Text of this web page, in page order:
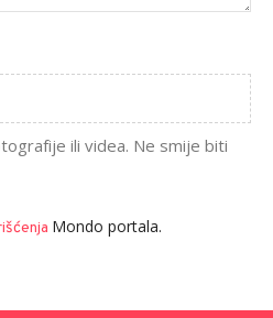
ili videa. Ne smije biti
Mondo portala.